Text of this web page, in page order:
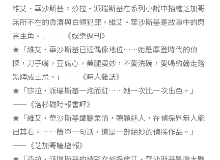
維艾‧華沙斯基。莎拉‧派瑞斯基在系列小說中描繪芝加哥
無所不在的貪瀆與白領犯罪，維艾‧華沙斯基是故事中的閃
亮主角。」——《娛樂週刊》
★「維艾‧華沙斯基已達偶像地位……她是摩登時代的偵
探，刀子嘴，豆腐心，美腿曼妙，不愛洗碗，愛喝約翰走路
黑牌威士忌。」——《時人雜誌》
★「莎拉‧派瑞斯基一炮而紅……她一次比一次出色。」
——《洛杉磯時報書評》
★「維艾‧華沙斯基鐵膽柔情，聰穎迷人，在偵探界無人能
出其右。……簡單一句話，這是一部絕妙的偵探作品。」
——《芝加哥論壇報》